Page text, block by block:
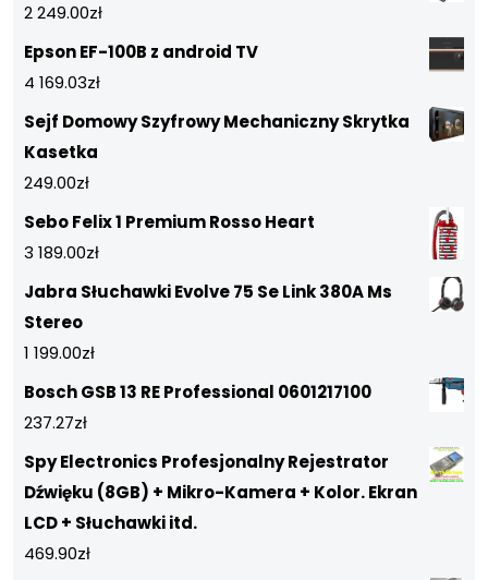
2 249.00zł
Epson EF-100B z android TV
4 169.03zł
Sejf Domowy Szyfrowy Mechaniczny Skrytka
Kasetka
249.00zł
Sebo Felix 1 Premium Rosso Heart
3 189.00zł
Jabra Słuchawki Evolve 75 Se Link 380A Ms
Stereo
1 199.00zł
Bosch GSB 13 RE Professional 0601217100
237.27zł
Spy Electronics Profesjonalny Rejestrator
Dźwięku (8GB) + Mikro-Kamera + Kolor. Ekran
LCD + Słuchawki itd.
469.90zł